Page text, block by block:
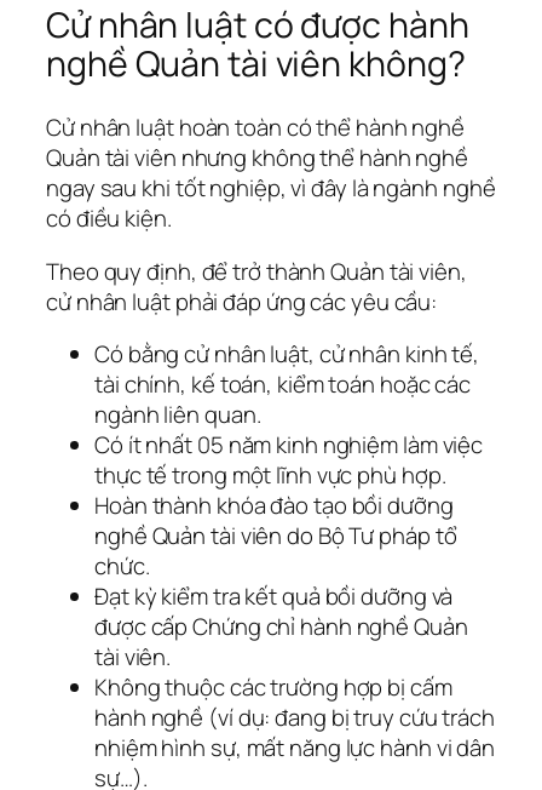
Cử nhân luật có được hành
nghề Quản tài viên không?
Cử nhân luật hoàn toàn có thể hành nghề
Quản tài viên nhưng không thể hành nghề
ngay sau khi tốt nghiệp, vì đây là ngành nghề
có điều kiện.
Theo quy định, để trở thành Quản tài viên,
cử nhân luật phải đáp ứng các yêu cầu:
Có bằng cử nhân luật, cử nhân kinh tế,
tài chính, kế toán, kiểm toán hoặc các
ngành liên quan.
Có ít nhất 05 năm kinh nghiệm làm việc
thực tế trong một lĩnh vực phù hợp.
Hoàn thành khóa đào tạo bồi dưỡng
nghề Quản tài viên do Bộ Tư pháp tổ
chức.
Đạt kỳ kiểm tra kết quả bồi dưỡng và
được cấp Chứng chỉ hành nghề Quản
tài viên.
Không thuộc các trường hợp bị cấm
hành nghề (ví dụ: đang bị truy cứu trách
nhiệm hình sự, mất năng lực hành vi dân
sự…).